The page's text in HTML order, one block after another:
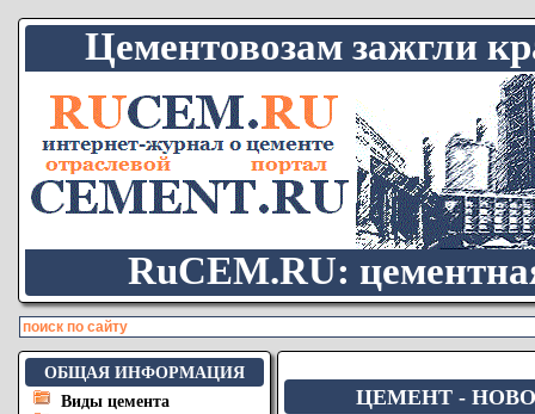
Цементовозам зажгли
RuCEM.RU:
ОБЩАЯ ИНФОРМАЦИЯ
Виды цемента
ЦЕМЕНТ -